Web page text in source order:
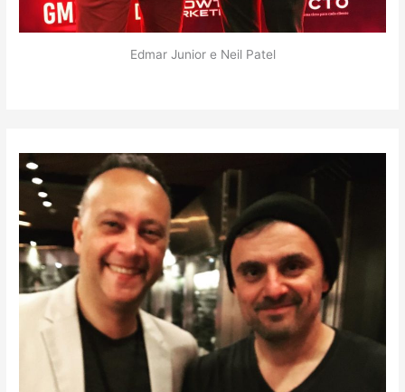
Edmar Junior e Neil Patel